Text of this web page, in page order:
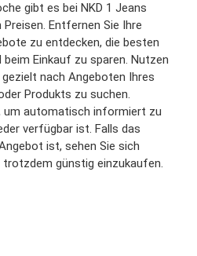
gibt es bei NKD 1 Jeans
Entfernen Sie Ihre
zu entdecken, die besten
beim Einkauf zu sparen. Nutzen
nach Angeboten Ihres
Produkts zu suchen.
um automatisch informiert zu
verfügbar ist. Falls das
ist, sehen Sie sich
trotzdem günstig einzukaufen.